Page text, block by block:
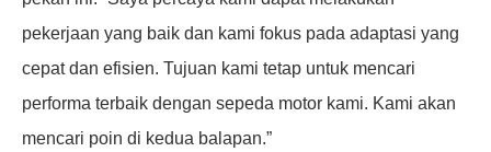
pekerjaan yang baik dan kami fokus pada adaptasi yang
cepat dan efisien. Tujuan kami tetap untuk mencari
performa terbaik dengan sepeda motor kami. Kami akan
mencari poin di kedua balapan.”